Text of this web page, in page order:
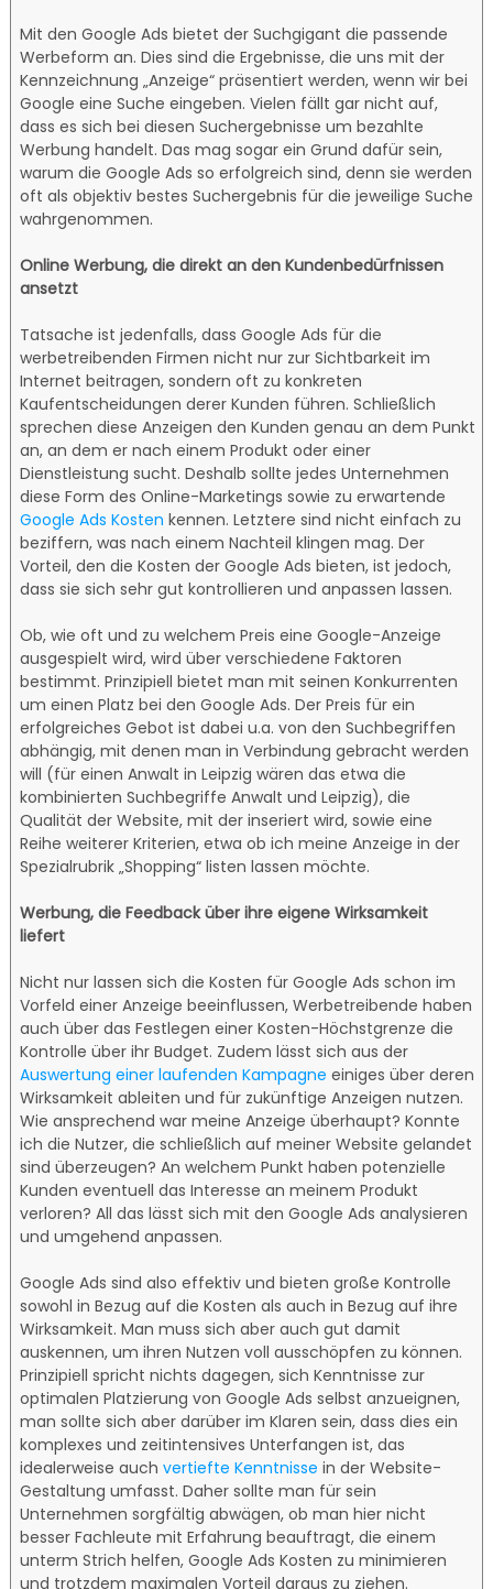
Mit den Google Ads bietet der Suchgigant die passende
Werbeform an. Dies sind die Ergebnisse, die uns mit der
Kennzeichnung „Anzeige“ präsentiert werden, wenn wir bei
Google eine Suche eingeben. Vielen fällt gar nicht auf,
dass es sich bei diesen Suchergebnisse um bezahlte
Werbung handelt. Das mag sogar ein Grund dafür sein,
warum die Google Ads so erfolgreich sind, denn sie werden
oft als objektiv bestes Suchergebnis für die jeweilige Suche
wahrgenommen.
Online Werbung, die direkt an den Kundenbedürfnissen
ansetzt
Tatsache ist jedenfalls, dass Google Ads für die
werbetreibenden Firmen nicht nur zur Sichtbarkeit im
Internet beitragen, sondern oft zu konkreten
Kaufentscheidungen derer Kunden führen. Schließlich
sprechen diese Anzeigen den Kunden genau an dem Punkt
an, an dem er nach einem Produkt oder einer
Dienstleistung sucht. Deshalb sollte jedes Unternehmen
diese Form des Online-Marketings sowie zu erwartende
Google Ads Kosten kennen. Letztere sind nicht einfach zu
beziffern, was nach einem Nachteil klingen mag. Der
Vorteil, den die Kosten der Google Ads bieten, ist jedoch,
dass sie sich sehr gut kontrollieren und anpassen lassen.
Ob, wie oft und zu welchem Preis eine Google-Anzeige
ausgespielt wird, wird über verschiedene Faktoren
bestimmt. Prinzipiell bietet man mit seinen Konkurrenten
um einen Platz bei den Google Ads. Der Preis für ein
erfolgreiches Gebot ist dabei u.a. von den Suchbegriffen
abhängig, mit denen man in Verbindung gebracht werden
will (für einen Anwalt in Leipzig wären das etwa die
kombinierten Suchbegriffe Anwalt und Leipzig), die
Qualität der Website, mit der inseriert wird, sowie eine
Reihe weiterer Kriterien, etwa ob ich meine Anzeige in der
Spezialrubrik „Shopping“ listen lassen möchte.
Werbung, die Feedback über ihre eigene Wirksamkeit
liefert
Nicht nur lassen sich die Kosten für Google Ads schon im
Vorfeld einer Anzeige beeinflussen, Werbetreibende haben
auch über das Festlegen einer Kosten-Höchstgrenze die
Kontrolle über ihr Budget. Zudem lässt sich aus der
Auswertung einer laufenden Kampagne einiges über deren
Wirksamkeit ableiten und für zukünftige Anzeigen nutzen.
Wie ansprechend war meine Anzeige überhaupt? Konnte
ich die Nutzer, die schließlich auf meiner Website gelandet
sind überzeugen? An welchem Punkt haben potenzielle
Kunden eventuell das Interesse an meinem Produkt
verloren? All das lässt sich mit den Google Ads analysieren
und umgehend anpassen.
Google Ads sind also effektiv und bieten große Kontrolle
sowohl in Bezug auf die Kosten als auch in Bezug auf ihre
Wirksamkeit. Man muss sich aber auch gut damit
auskennen, um ihren Nutzen voll ausschöpfen zu können.
Prinzipiell spricht nichts dagegen, sich Kenntnisse zur
optimalen Platzierung von Google Ads selbst anzueignen,
man sollte sich aber darüber im Klaren sein, dass dies ein
komplexes und zeitintensives Unterfangen ist, das
idealerweise auchvertiefte Kenntnisse in der Website-
Gestaltung umfasst. Daher sollte man für sein
Unternehmen sorgfältig abwägen, ob man hier nicht
besser Fachleute mit Erfahrung beauftragt, die einem
unterm Strich helfen, Google Ads Kosten zu minimieren
und trotzdem maximalen Vorteil daraus zu ziehen.